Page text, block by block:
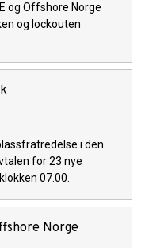
og Offshore Norge
og lockouten
i den
for 23 nye
07.00.
Norge